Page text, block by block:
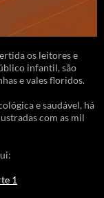
os leitores e
infantil, são
e vales floridos.
e saudável, há
com as mil
1